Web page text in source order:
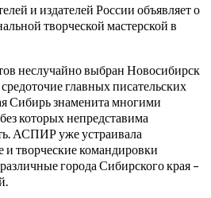
и издателей России объявляет о
творческой мастерской в
неслучайно выбран Новосибирск
главных писательских
Сибирь знаменита многими
которых непредставима
АСПИР уже устраивала
творческие командировки
города Сибирского края –